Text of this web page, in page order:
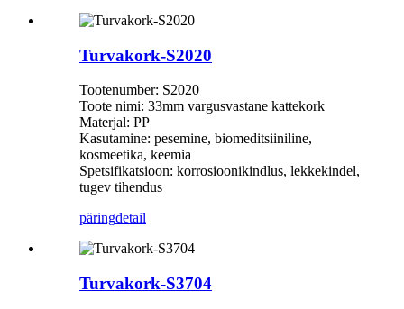
Turvakork-S2020
Tootenumber: S2020
Toote nimi: 33mm vargusvastane kattekork
Materjal: PP
Kasutamine: pesemine, biomeditsiiniline,
kosmeetika, keemia
Spetsifikatsioon: korrosioonikindlus, lekkekindel,
tugev tihendus
päringdetail
Turvakork-S3704